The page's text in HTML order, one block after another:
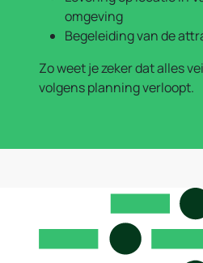
omgeving
Begeleiding van de
Zo weet je zeker dat alles
volgens planning verloopt.